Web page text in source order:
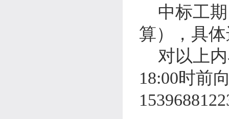
中标工
算），具
对以上
18:00时前